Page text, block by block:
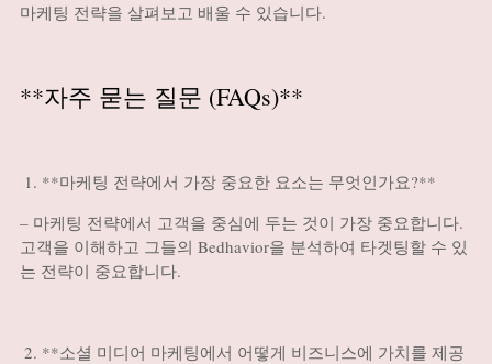
마케팅 전략을 살펴보고 배울 수 있습니다.
**자주 묻는 질문 (FAQs)**
**마케팅 전략에서 가장 중요한 요소는 무엇인가요?**
– 마케팅 전략에서 고객을 중심에 두는 것이 가장 중요합니다.
고객을 이해하고 그들의 Bedhavior을 분석하여 타겟팅할 수 있
는 전략이 중요합니다.
**소셜 미디어 마케팅에서 어떻게 비즈니스에 가치를 제공